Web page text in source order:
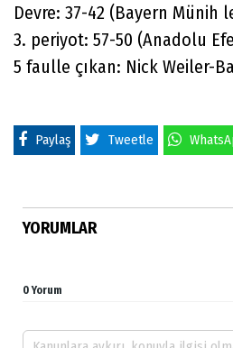
Devre: 37-42 (Bayern Münih
3. periyot: 57-50 (Anadolu
5 faulle çıkan: Nick Weiler-
Paylaş Tweetle
YORUMLAR
0 Yorum